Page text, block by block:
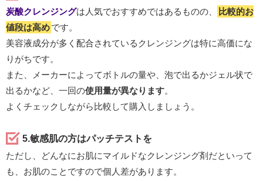
炭酸クレンジングは人気でおすすめではあるものの、
比較的お
値段は高めです。
美容液成分が多く配合されているクレンジングは特に高価にな
りがちです。
また、メーカーによってボトルの量や、泡で出るかジェル状で
出るかなど、一回の使用量が異なります。
よくチェックしながら比較して購入しましょう。
5.敏感肌の方はパッチテストを
ただし、どんなにお肌にマイルドなクレンジング剤だといって
も、お肌のことですので個人差があります。